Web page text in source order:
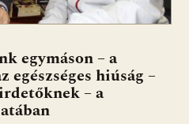
egymáson – a
egészséges hiúság –
– a